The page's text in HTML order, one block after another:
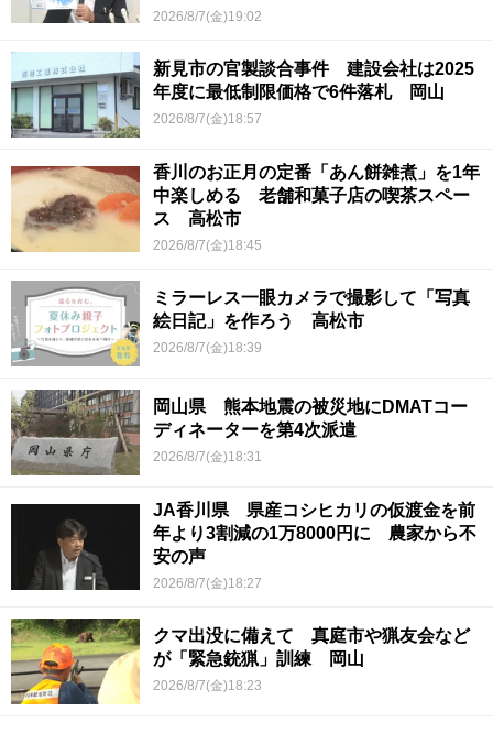
2026/8/7(金)19:02
新見市の官製談合事件 建設会社は2025
年度に最低制限価格で6件落札 岡山
2026/8/7(金)18:57
香川のお正月の定番「あん餅雑煮」を1年
中楽しめる 老舗和菓子店の喫茶スペー
ス 高松市
2026/8/7(金)18:45
ミラーレス一眼カメラで撮影して「写真
絵日記」を作ろう 高松市
2026/8/7(金)18:39
岡山県 熊本地震の被災地にDMATコー
ディネーターを第4次派遣
2026/8/7(金)18:31
JA香川県 県産コシヒカリの仮渡金を前
年より3割減の1万8000円に 農家から不
安の声
2026/8/7(金)18:27
クマ出没に備えて 真庭市や猟友会など
が「緊急銃猟」訓練 岡山
2026/8/7(金)18:23